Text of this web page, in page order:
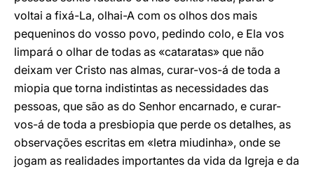
voltai a fixá-La, olhai-A com os olhos dos mais
pequeninos do vosso povo, pedindo colo, e Ela vos
limpará o olhar de todas as «cataratas» que não
deixam ver Cristo nas almas, curar-vos-á de toda a
miopia que torna indistintas as necessidades das
pessoas, que são as do Senhor encarnado, e curar-
vos-á de toda a presbiopia que perde os detalhes, as
observações escritas em «letra miudinha», onde se
jogam as realidades importantes da vida da Igreja e da